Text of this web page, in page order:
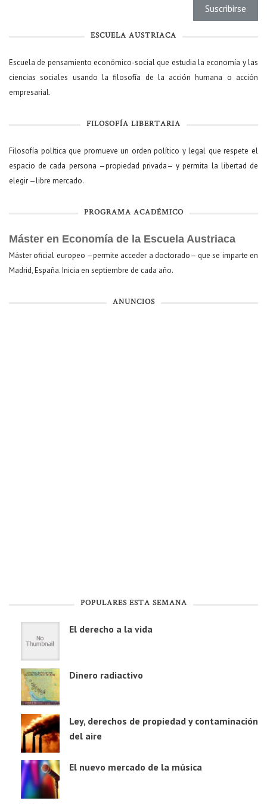
ESCUELA AUSTRIACA
Escuela de pensamiento económico-social que estudia la economía y las
ciencias sociales usando la filosofía de la acción humana o acción
empresarial.
FILOSOFÍA LIBERTARIA
Filosofía política que promueve un orden político y legal que respete el
espacio de cada persona —propiedad privada— y permita la libertad de
elegir —libre mercado.
PROGRAMA ACADÉMICO
Máster en Economía de la Escuela Austriaca
Máster oficial europeo —permite acceder a doctorado— que se imparte en
Madrid, España. Inicia en septiembre de cada año.
ANUNCIOS
POPULARES ESTA SEMANA
El derecho a la vida
Dinero radiactivo
Ley, derechos de propiedad y contaminación
del aire
El nuevo mercado de la música